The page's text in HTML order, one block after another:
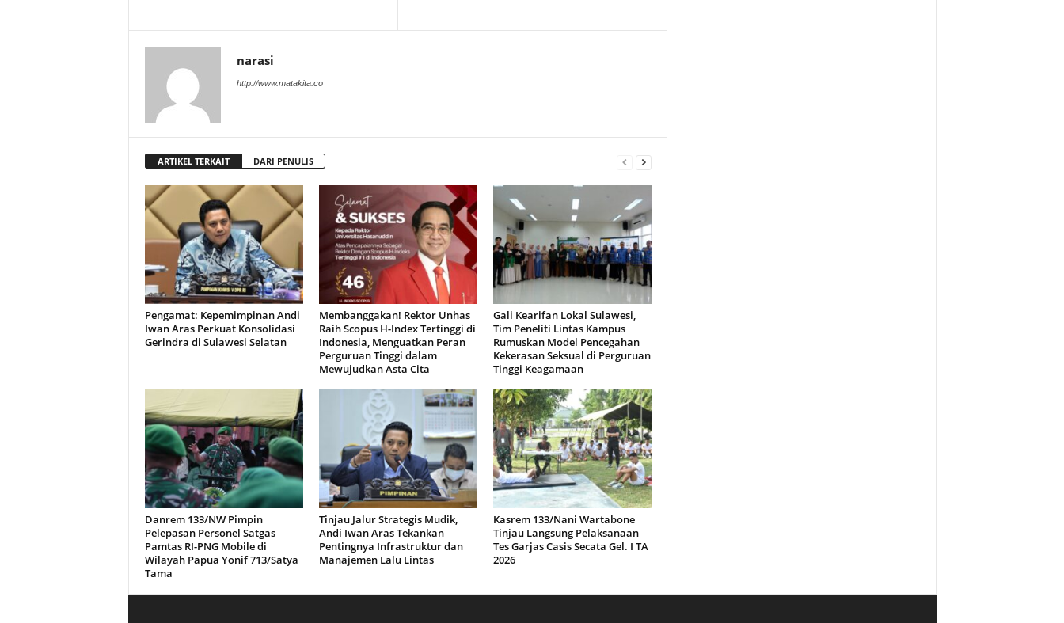
narasi
http://www.matakita.co
ARTIKEL TERKAIT DARI PENULIS
Pengamat: Kepemimpinan Andi
Iwan Aras Perkuat Konsolidasi
Gerindra di Sulawesi Selatan
Membanggakan! Rektor Unhas
Raih Scopus H-Index Tertinggi di
Indonesia, Menguatkan Peran
Perguruan Tinggi dalam
Mewujudkan Asta Cita
Gali Kearifan Lokal Sulawesi,
Tim Peneliti Lintas Kampus
Rumuskan Model Pencegahan
Kekerasan Seksual di Perguruan
Tinggi Keagamaan
Danrem 133/NW Pimpin
Pelepasan Personel Satgas
Pamtas RI-PNG Mobile di
Wilayah Papua Yonif 713/Satya
Tama
Tinjau Jalur Strategis Mudik,
Andi Iwan Aras Tekankan
Pentingnya Infrastruktur dan
Manajemen Lalu Lintas
Kasrem 133/Nani Wartabone
Tinjau Langsung Pelaksanaan
Tes Garjas Casis Secata Gel. I TA
2026